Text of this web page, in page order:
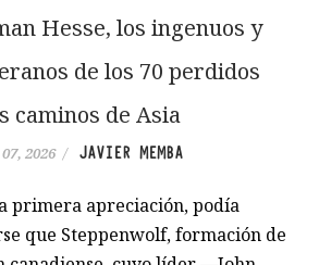
Hesse, los ingenuos y
de los 70 perdidos
caminos de Asia
2026 / JAVIER MEMBA
primera apreciación, podía
que Steppenwolf, formación de